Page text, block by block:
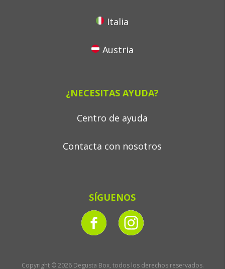
Italia
Austria
¿NECESITAS AYUDA?
Centro de ayuda
Contacta con nosotros
SÍGUENOS
Copyright © 2026 Degusta Box, todos los derechos reservados.